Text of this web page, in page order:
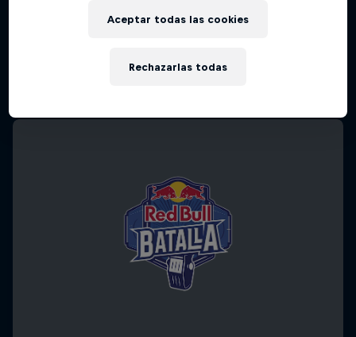
Rechazarlas todas
Aceptar todas las cookies